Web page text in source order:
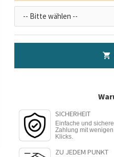
SICHERHEIT
Einfache und sichere
Zahlung mit wenigen
Klicks.
ZU JEDEM PUNKT